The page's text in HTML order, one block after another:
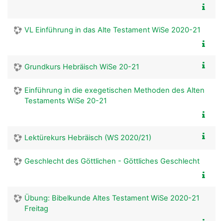
VL Einführung in das Alte Testament WiSe 2020-21
Grundkurs Hebräisch WiSe 20-21
Einführung in die exegetischen Methoden des Alten
Testaments WiSe 20-21
Lektürekurs Hebräisch (WS 2020/21)
Geschlecht des Göttlichen - Göttliches Geschlecht
Übung: Bibelkunde Altes Testament WiSe 2020-21
Freitag